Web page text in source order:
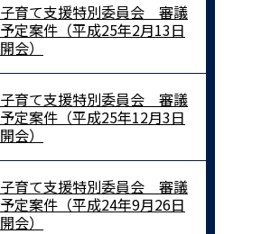
子育て支援特別委員会 審議
予定案件（平成25年2月13日
開会）
子育て支援特別委員会 審議
予定案件（平成25年12月3日
開会）
子育て支援特別委員会 審議
予定案件（平成24年9月26日
開会）